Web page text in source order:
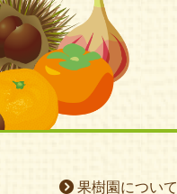
果樹園について